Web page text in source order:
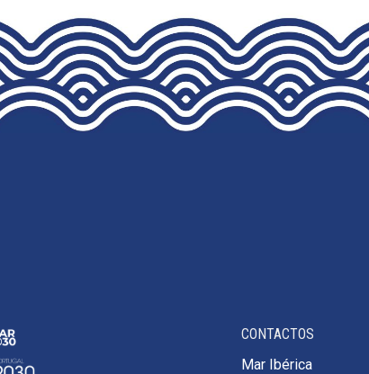
MAY
BE
CHOSEN
ON
THE
PRODUCT
CONTACTOS
Mar Ibérica